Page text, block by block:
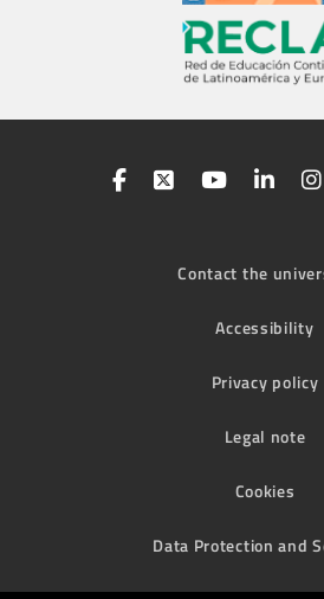
Contact the
Accessibility
Privacy policy
Legal note
Cookies
Data Protection and